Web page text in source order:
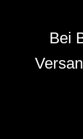
Bei